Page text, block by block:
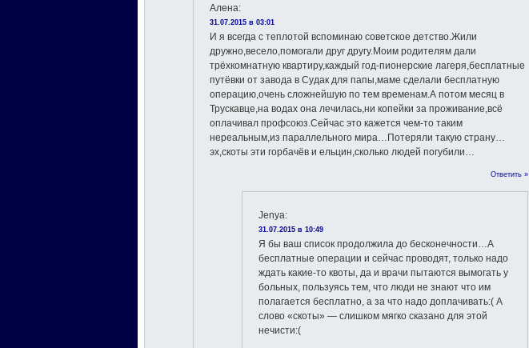
Алена:
31.07.2015 в 03:01
И я всегда с теплотой вспоминаю советское детство.Жили
дружно,весело,помогали друг другу.Моим родителям дали
трёхкомнатную квартиру,каждый год-пионерские лагеря,бесплатные
путёвки от завода в Судак для папы,маме сделали бесплатную
операцию,очень сложнейшую по тем временам.А потом месяц в
Трускавце,на водах она лечилась,ни копейки за проживание,всё
оплачивал профсоюз.Сейчас это кажется чем-то таким
нереальным,из параллельного мира…Потеряли такую страну…
эх,скоты эти горбачёв и ельцин,сколько людей погубили…
Ответить »
Jenya:
31.07.2015 в 10:49
Я бы ваш список продолжила до бесконечности…А
бесплатные операции и сейчас проводят, только надо
ждать какие-то квоты, да и врачи пытаются вымогать у
больных, пользуясь тем, что люди не знают что им
полагается бесплатно, а за что надо доплачивать:( А
слово «скоты» — слишком мягко сказано для этой
нечисти:(